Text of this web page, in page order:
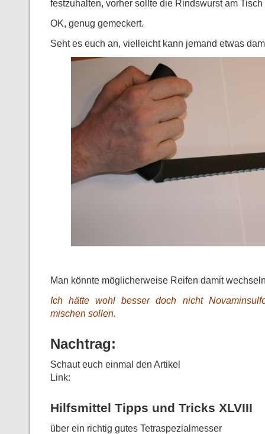
festzuhalten, vorher sollte die Rindswurst am
OK, genug gemeckert.
Seht es euch an, vielleicht kann jemand etwas
Man könnte möglicherweise Reifen damit
Ich hätte wohl besser doch nicht
mischen sollen.
Nachtrag:
Schaut euch einmal den Artikel
Link:
Hilfsmittel Tipps und Tricks XLVIII
über ein richtig gutes Tetraspezialmesser